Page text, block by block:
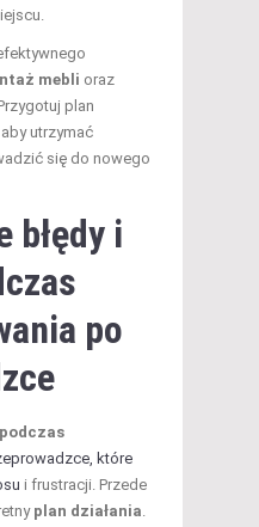
mebli oraz
plan
utrzymać
się do nowego
błędy i
po
podczas
które
i frustracji. Przede
plan działania.